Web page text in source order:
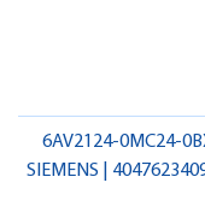
6AV2124-0MC24-
SIEMENS |